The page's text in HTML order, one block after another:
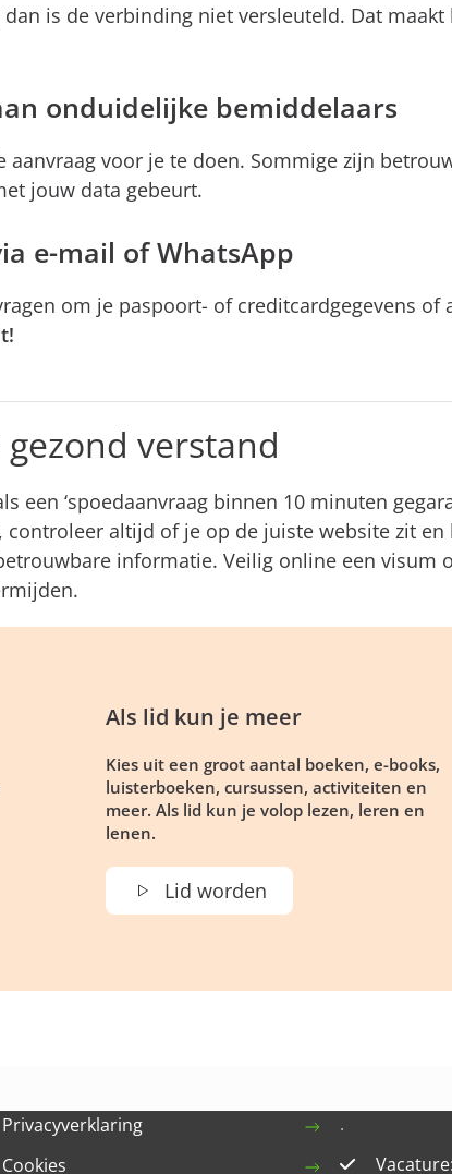
is de verbinding niet versleuteld. Dat
onduidelijke bemiddelaars
voor je te doen. Sommige zijn
jouw data gebeurt.
e-mail of WhatsApp
om je paspoort- of creditcardgegevens
verstand
een ‘spoedaanvraag binnen 10 minuten
altijd of je op de juiste website zit
informatie. Veilig online een visum
Als lid kun je meer
Kies uit een groot aantal boeken, e-books,
luisterboeken, cursussen, activiteiten en
meer. Als lid kun je volop lezen, leren en
lenen.
Lid worden
Privacyverklaring
Cookies
.